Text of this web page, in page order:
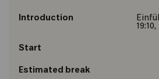
Introduction
Start
Estimated break